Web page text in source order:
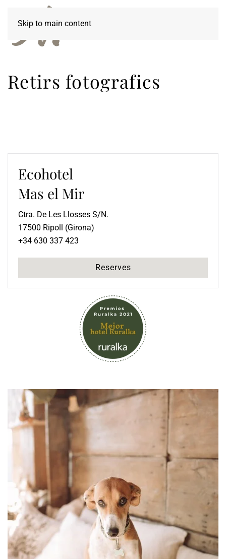
Skip to main content
Retirs fotografics
Ecohotel
Mas el Mir
Ctra. De Les Llosses S/N.
17500 Ripoll (Girona)
+34 630 337 423
Reserves